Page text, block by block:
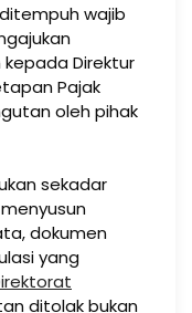
wajib
Direktur
Pajak
oleh pihak
sekadar
dokumen
yang
ditolak bukan